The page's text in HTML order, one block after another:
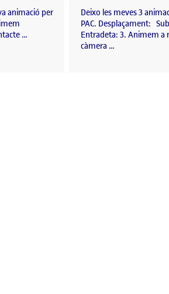
animació per
…
Deixo les meves 3
PAC. Desplaçament:
Entradeta: 3. Animem a
càmera …